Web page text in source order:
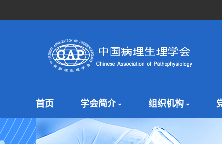
首页 学会简介 组织机构